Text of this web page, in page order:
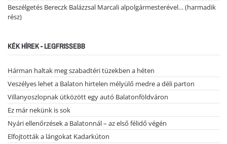
Beszélgetés Bereczk Balázzsal Marcali alpolgármesterével… (harmadik
rész)
KÉK HÍREK - LEGFRISSEBB
Hárman haltak meg szabadtéri tüzekben a héten
Veszélyes lehet a Balaton hirtelen mélyülő medre a déli parton
Villanyoszlopnak ütközött egy autó Balatonföldváron
Ez már nekünk is sok
Nyári ellenőrzések a Balatonnál – az első félidő végén
Elfojtották a lángokat Kadarkúton